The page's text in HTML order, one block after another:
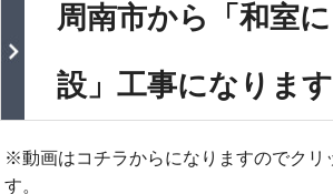
周南市から「和室
設」工事になります
※動画はコチラからになりますのでクリ
す。